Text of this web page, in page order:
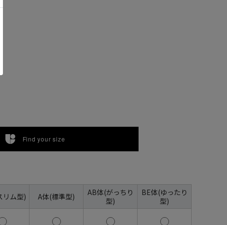
Find your size
リム型) A体(標準型)
AB体(がっちり
型)
BE体(ゆったり
型)